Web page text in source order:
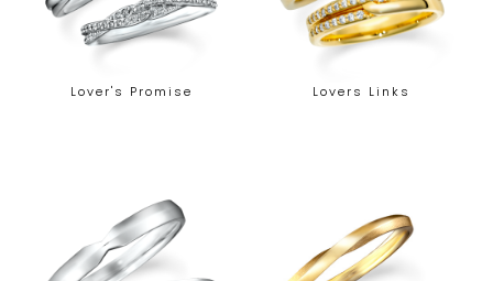
Lover's Promise Lovers Links